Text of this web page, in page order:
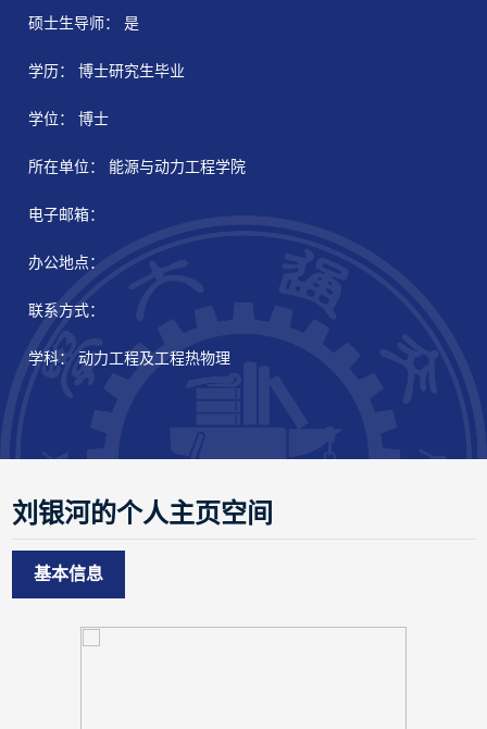
硕士生导师： 是
学历： 博士研究生毕业
学位： 博士
所在单位： 能源与动力工程学院
电子邮箱：
办公地点：
联系方式：
学科： 动力工程及工程热物理
刘银河的个人主页空间
基本信息